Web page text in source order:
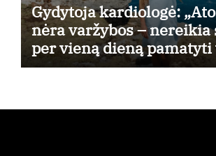
Gydytoja kardiologė:
nėra varžybos – nereikia
per vieną dieną
lankytinų vietų“